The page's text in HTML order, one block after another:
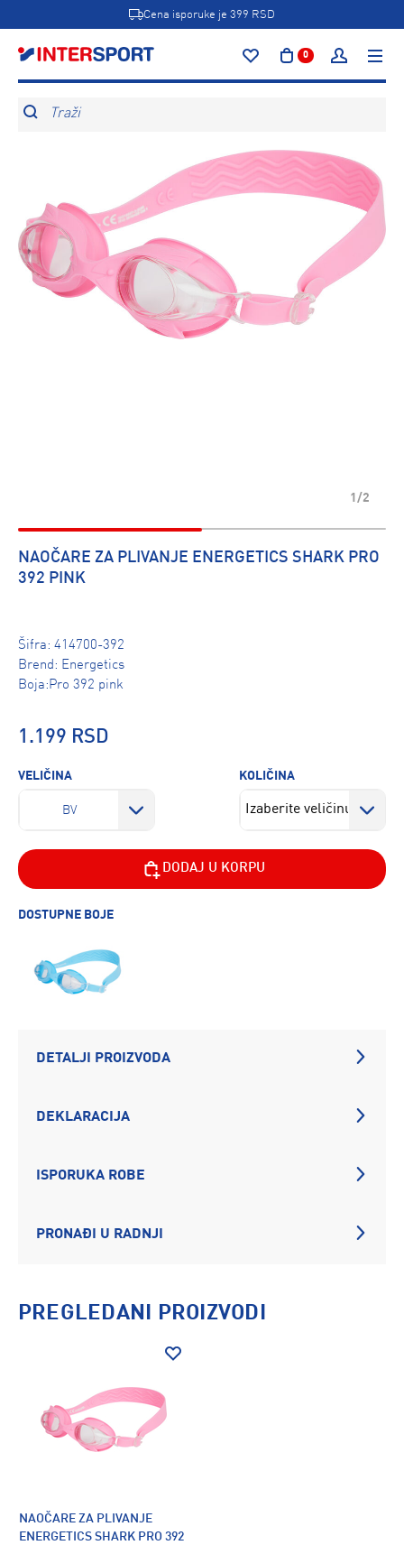
Cena isporuke je 399 RSD
0
Traži
1/2
NAOČARE ZA PLIVANJE ENERGETICS SHARK PRO
392 PINK
Šifra: 414700-392
Brend: Energetics
Boja:Pro 392 pink
1.199 RSD
VELIČINA
BV
KOLIČINA
DODAJ U KORPU
DOSTUPNE BOJE
DETALJI PROIZVODA
DEKLARACIJA
ISPORUKA ROBE
PRONAĐI U RADNJI
PREGLEDANI PROIZVODI
NAOČARE ZA PLIVANJE
ENERGETICS SHARK PRO 392